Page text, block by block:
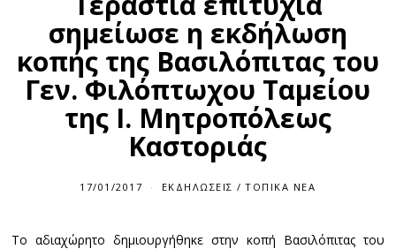
σημείωσε η εκδήλωση
κοπής της Βασιλόπιτας του
Γεν. Φιλόπτωχου Ταμείου
της Ι. Μητροπόλεως
Καστοριάς
17/01/2017 ΕΚΔΗΛΏΣΕΙΣ / ΤΟΠΙΚΆ ΝΈΑ
Το αδιαχώρητο δημιουργήθηκε στην κοπή Βασιλόπιτας του